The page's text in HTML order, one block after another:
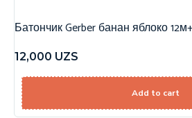
Батончик Gerber банан яблоко
12,000 UZS
Add to cart